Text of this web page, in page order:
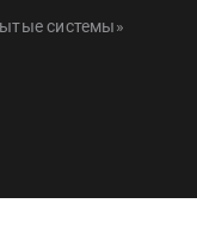
системы»